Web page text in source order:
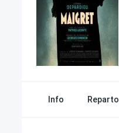
Info Reparto